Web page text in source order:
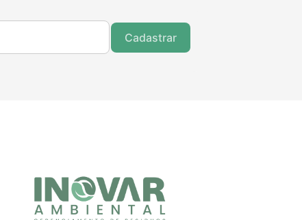
Cadastrar